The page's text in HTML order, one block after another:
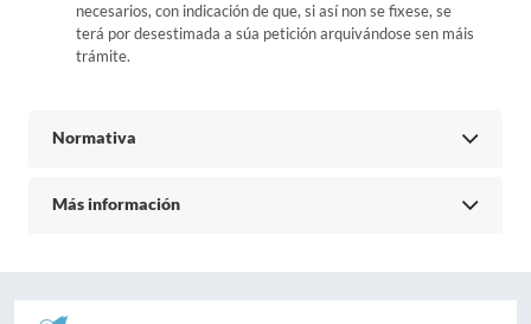
necesarios, con indicación de que, si así non se fixese, se
terá por desestimada a súa petición arquivándose sen máis
trámite.
Normativa
Más información